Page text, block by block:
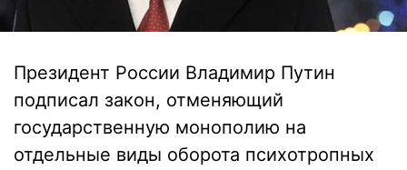
Президент России Владимир Путин
подписал закон, отменяющий
государственную монополию на
отдельные виды оборота психотропных